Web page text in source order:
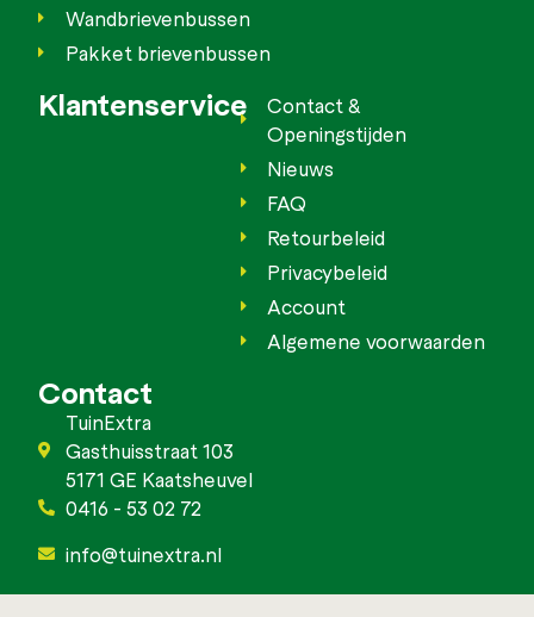
Wandbrievenbussen
Pakket brievenbussen
Klantenservice
Contact &
Openingstijden
Nieuws
FAQ
Retourbeleid
Privacybeleid
Account
Algemene voorwaarden
Contact
TuinExtra
Gasthuisstraat 103
5171 GE Kaatsheuvel
0416 - 53 02 72
info@tuinextra.nl